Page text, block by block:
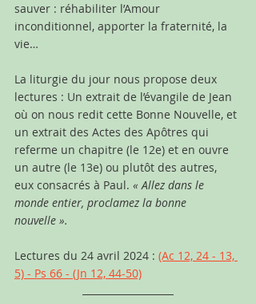
sauver : réhabiliter l’Amour
inconditionnel, apporter la fraternité, la
vie…
La liturgie du jour nous propose deux
lectures : Un extrait de l’évangile de Jean
où on nous redit cette Bonne Nouvelle, et
un extrait des Actes des Apôtres qui
referme un chapitre (le 12e) et en ouvre
un autre (le 13e) ou plutôt des autres,
eux consacrés à Paul. « Allez dans le
monde entier, proclamez la bonne
nouvelle ».
Lectures du 24 avril 2024 : (Ac 12, 24 - 13,
5) - Ps 66 - (Jn 12, 44-50)